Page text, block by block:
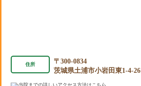
住所
〒300-0834
茨城県土浦市小岩田東1-4-26